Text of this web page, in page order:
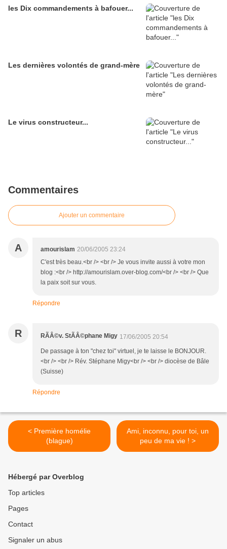
les Dix commandements à bafouer...
Les dernières volontés de grand-mère
Le virus constructeur...
Commentaires
Ajouter un commentaire
A amourislam 20/06/2005 23:24
C'est très beau.<br /> <br /> Je vous invite aussi à votre mon
blog :<br /> http://amourislam.over-blog.com/<br /> <br /> Que
la paix soit sur vous.
Répondre
R RÃÂ©v. StÃÂ©phane Migy 17/06/2005 20:54
De passage à ton "chez toi" virtuel, je te laisse le BONJOUR.
<br /> <br /> Rév. Stéphane Migy<br /> <br /> diocèse de Bâle
(Suisse)
Répondre
< Première homélie
(blague)
Ami, inconnu, pour toi, un
peu de ma vie ! >
Hébergé par Overblog
Top articles
Pages
Contact
Signaler un abus